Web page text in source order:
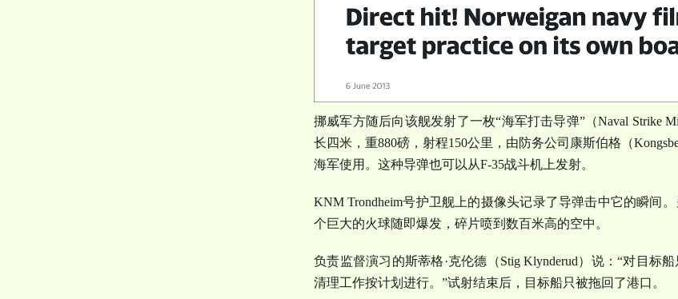
挪威军方随后向该舰发射了一枚“海军打击导弹”（Naval Strike
长四米，重880磅，射程150公里，由防务公司康斯伯格（
海军使用。这种导弹也可以从F-35战斗机上发射。
KNM Trondheim号护卫舰上的摄像头记录了导弹击中它的瞬间
个巨大的火球随即爆发，碎片喷到数百米高的空中。
负责监督演习的斯蒂格·克伦德（Stig Klynderud）说：“对目标船
清理工作按计划进行。 ”试射结束后，目标船只被拖回了港口。